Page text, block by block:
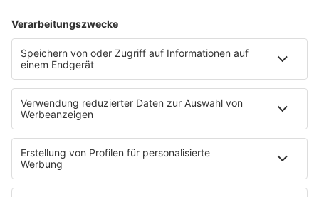
Rockquiz
Videos
PROGRAMM
Sendungen
Moderatoren
Podcasts
Hells Bells
Musikwunsch